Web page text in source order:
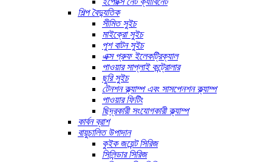
শিল্প বৈদ্যুতিক
সীমিত সুইচ
মাইক্রো সুইচ
পুশ বাটন সুইচ
এক্স প্রুফ ইলেকট্রিক্যাল
পাওয়ার সাপ্লাই কন্ট্রোলার
ছুরি সুইচ
টেনশন ক্ল্যাম্প এবং সাসপেনশন ক্ল্যাম্প
পাওয়ার ফিটিং
ছিদ্রকারী সংযোগকারী ক্ল্যাম্প
কার্বন ব্রাশ
বায়ুচালিত উপাদান
কুইক জয়েন্ট সিরিজ
সিলিন্ডার সিরিজ